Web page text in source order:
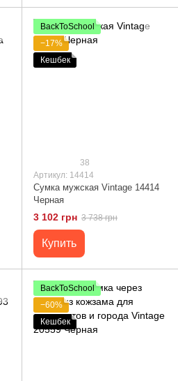
BackToSchool
−17%
Кешбек
38
Артикул: 14414
Сумка мужская Vintage 14414
Черная
3 102 грн 3 738 грн
Купить
BackToSchool
−60%
Кешбек